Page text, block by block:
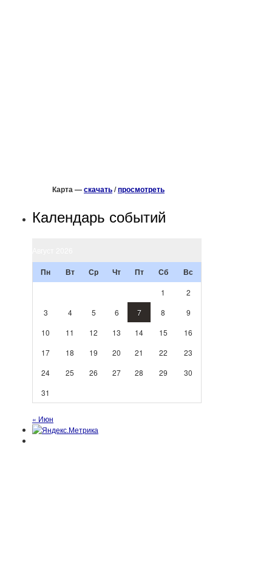
Карта —скачать/просмотреть
Календарь событий
Пн Вт Ср Чт Пт Сб Вс
1
2
3
4 5 6 7 8
9
10
11 12 13 14 15
16
17
18 19 20 21 22
23
24
25 26 27 28 29
30
31
« Июн